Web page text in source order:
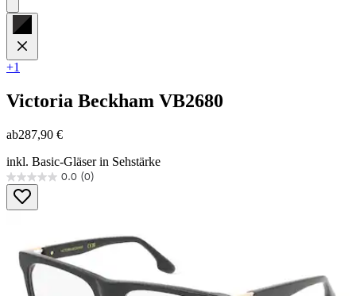
+1
Victoria Beckham VB2680
ab287,90 €
inkl. Basic-Gläser in Sehstärke
0.0 (0)
0.0
von
5